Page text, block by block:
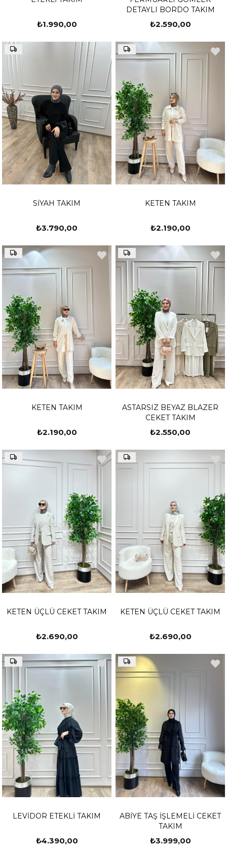
₺1.990,00
DETAYLI BORDO TAKIM
₺2.590,00
SİYAH TAKIM
₺3.790,00
KETEN TAKIM
₺2.190,00
KETEN TAKIM
₺2.190,00
ASTARSIZ BEYAZ BLAZER
CEKET TAKIM
₺2.550,00
KETEN ÜÇLÜ CEKET TAKIM
₺2.690,00
KETEN ÜÇLÜ CEKET TAKIM
₺2.690,00
LEVİDOR ETEKLİ TAKIM
₺4.390,00
ABİYE TAŞ İŞLEMELİ CEKET
TAKIM
₺3.999,00